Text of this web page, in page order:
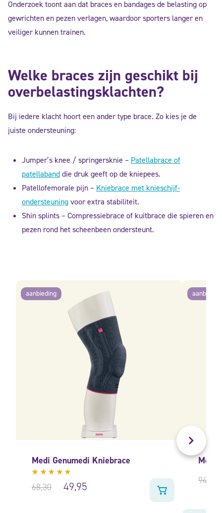
Onderzoek toont aan dat braces en bandages de belasting op
gewrichten en pezen verlagen, waardoor sporters langer en
veiliger kunnen trainen.
Welke braces zijn geschikt bij
overbelastingsklachten?
Bij iedere klacht hoort een ander type brace. Zo kies je de
juiste ondersteuning:
Jumper’s knee / springersknie – Patellabrace of
patellabanddie druk geeft op de kniepees.
Patellofemorale pijn – Kniebrace met knieschijf-
ondersteuningvoor extra stabiliteit.
Shin splints – Compressiebrace of kuitbrace die spieren en
pezen rond het scheenbeen ondersteunt.
aanbieding
Medi Genumedi Kniebrace
Gewaardeerd
4.73 uit
68,30 49,95
Medi
94,95